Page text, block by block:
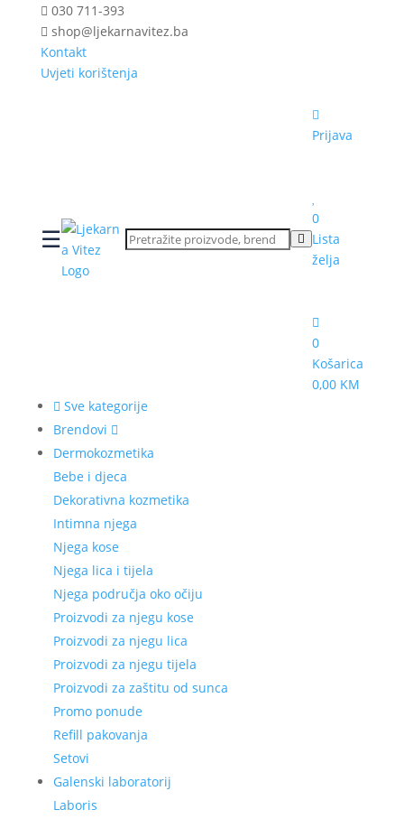
030 711-393
shop@ljekarnavitez.ba
Kontakt
Uvjeti korištenja
☰
Prijava
0
Lista
želja
0
Košarica
0,00 KM
Sve kategorije
Brendovi
Dermokozmetika
Bebe i djeca
Dekorativna kozmetika
Intimna njega
Njega kose
Njega lica i tijela
Njega područja oko očiju
Proizvodi za njegu kose
Proizvodi za njegu lica
Proizvodi za njegu tijela
Proizvodi za zaštitu od sunca
Promo ponude
Refill pakovanja
Setovi
Galenski laboratorij
Laboris